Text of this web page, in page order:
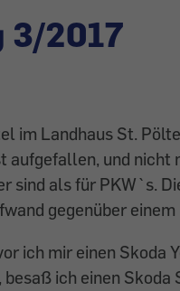
3/2017
im Landhaus St.
und nicht
sind als für PKW`s.
gegenüber
ich mir einen Skoda
ich einen